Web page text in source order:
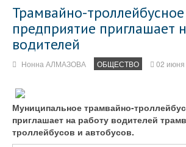
Трамвайно-троллейбусное
предприятие приглашает
водителей
Нонна АЛМАЗОВА ОБЩЕСТВО 02 июня
Муниципальное трамвайно-
приглашает на работу водителей
троллейбусов и автобусов.